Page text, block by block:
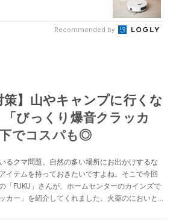
Recommended by
策】山やキャンプに行くな
「びっくり爆音クラッカ
でコスパも◎
るクマ問題。自然の多い場所にお出かけするな
イテムを持っておきたいですよね。そこで今回
「FUKU」さんが、ホームセンターのカインズで
カー」を紹介してくれました。火薬のにおいと